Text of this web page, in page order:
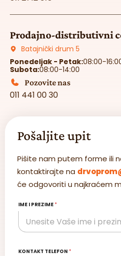
Prodajno-distributivni
Batajnički drum 5
Ponedeljak - Petak:08:00-
Subota:08:00-14:00
Pozovite nas
011 441 00 30
Pošaljite upit
Pišite nam putem forme ili
kontaktirajte na
će odgovoriti u najkraćem
IME I PREZIME*
KONTAKT TELEFON *